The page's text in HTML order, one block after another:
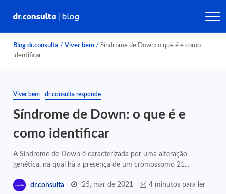
Blog dr.consulta / Viver bem / Síndrome de Down: o que é e como
identificar
Viver bem dr.consulta responde
Síndrome de Down: o que é e
como identificar
A Síndrome de Down é caracterizada por uma alteração
genética, na qual há a presença de um cromossomo 21...
dr.consulta 25, mar de 2021 4 minutos para ler